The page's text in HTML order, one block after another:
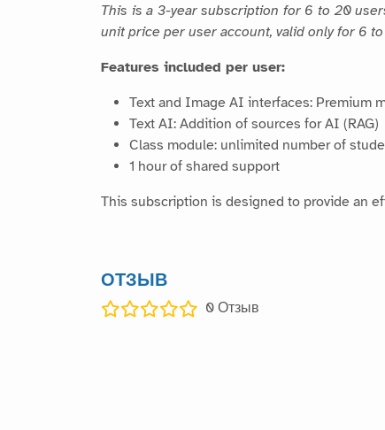
This is a 3-year subscription for 6 to 20
unit price per user account, valid only for 6
Features included per user:
Text and Image AI interfaces: Premium
Text AI: Addition of sources for AI (RAG)
Class module: unlimited number of
1 hour of shared support
This subscription is designed to provide an
ОТЗЫВ
0 Отзыв